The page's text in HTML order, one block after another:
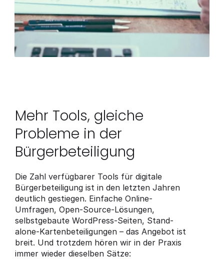
Mehr Tools, gleiche
Probleme in der
Bürgerbeteiligung
Die Zahl verfügbarer Tools für digitale
Bürgerbeteiligung ist in den letzten Jahren
deutlich gestiegen. Einfache Online-
Umfragen, Open-Source-Lösungen,
selbstgebaute WordPress-Seiten, Stand-
alone-Kartenbeteiligungen – das Angebot ist
breit. Und trotzdem hören wir in der Praxis
immer wieder dieselben Sätze: